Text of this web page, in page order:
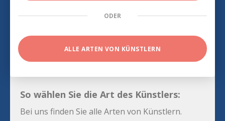
ODER
ALLE ARTEN VON KÜNSTLERN
So wählen Sie die Art des Künstlers:
Bei uns finden Sie alle Arten von Künstlern.